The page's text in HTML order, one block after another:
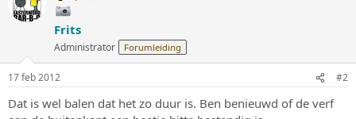
Frits
Administrator Forumleiding
17 feb 2012 #2
Dat is wel balen dat het zo duur is. Ben benieuwd of de verf